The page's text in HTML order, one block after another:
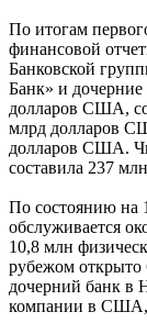
По итогам
финансовой
Банковской
Банк» и
долларов США,
млрд долларов
долларов США.
составила 237
По состоянию на
обслуживается
10,8 млн
рубежом открыто
дочерний банк в
компании в США,